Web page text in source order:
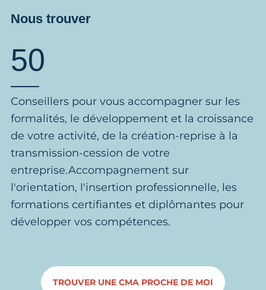
Nous trouver
50
Conseillers pour vous accompagner sur les
formalités, le développement et la croissance
de votre activité, de la création-reprise à la
transmission-cession de votre
entreprise.Accompagnement sur
l'orientation, l'insertion professionnelle, les
formations certifiantes et diplômantes pour
développer vos compétences.
TROUVER UNE CMA PROCHE DE MOI